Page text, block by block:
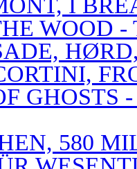
I
WOOD
GHOSTS
580